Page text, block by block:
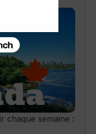
chaque semaine :